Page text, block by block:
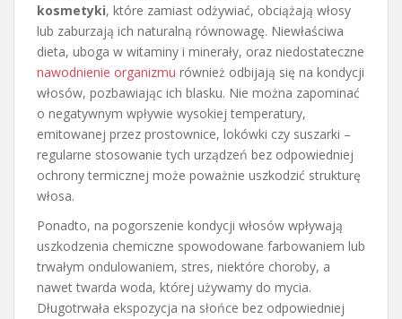
kosmetyki, które zamiast odżywiać, obciążają włosy
lub zaburzają ich naturalną równowagę. Niewłaściwa
dieta, uboga w witaminy i minerały, oraz niedostateczne
nawodnienie organizmu również odbijają się na kondycji
włosów, pozbawiając ich blasku. Nie można zapominać
o negatywnym wpływie wysokiej temperatury,
emitowanej przez prostownice, lokówki czy suszarki –
regularne stosowanie tych urządzeń bez odpowiedniej
ochrony termicznej może poważnie uszkodzić strukturę
włosa.
Ponadto, na pogorszenie kondycji włosów wpływają
uszkodzenia chemiczne spowodowane farbowaniem lub
trwałym ondulowaniem, stres, niektóre choroby, a
nawet twarda woda, której używamy do mycia.
Długotrwała ekspozycja na słońce bez odpowiedniej